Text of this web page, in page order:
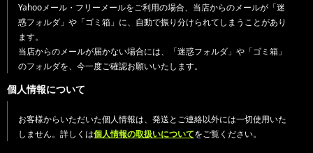
Yahooメール・フリーメールをご利用の場合、当店からのメールが「迷
惑フォルダ」や「ゴミ箱」に、自動で振り分けられてしまうことがあり
ます。
当店からのメールが届かない場合には、「迷惑フォルダ」や「ゴミ箱」
のフォルダを、今一度ご確認お願いいたします。
個人情報について
お客様からいただいた個人情報は、発送とご連絡以外には一切使用いた
しません。詳しくは個人情報の取扱いについてをご覧ください。